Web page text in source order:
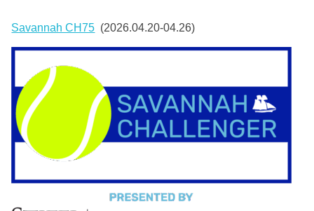
Savannah CH75 (2026.04.20-04.26)